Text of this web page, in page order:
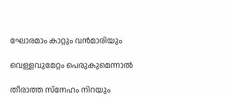
ഘോരമാം കാറ്റും വൻമാരിയും
വെള്ളവുമേറ്റം പെരുകുമെന്നാൽ
തീരാത്ത സ്നേഹം നിറയും